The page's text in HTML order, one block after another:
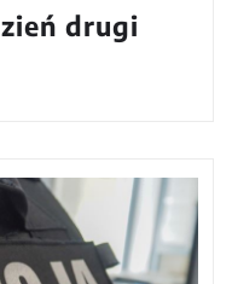
drugi